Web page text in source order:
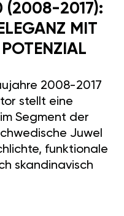
(2008-2017):
MIT
2008-2017
stellt eine
Segment der
Juwel
funktionale
skandinavisch